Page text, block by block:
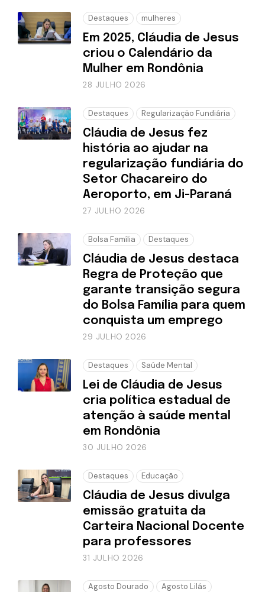
Destaques mulheres
Em 2025, Cláudia de Jesus
criou o Calendário da
Mulher em Rondônia
28 JULHO 2026
Destaques Regularização Fundiária
Cláudia de Jesus fez
história ao ajudar na
regularização fundiária do
Setor Chacareiro do
Aeroporto, em Ji-Paraná
27 JULHO 2026
Bolsa Família Destaques
Cláudia de Jesus destaca
Regra de Proteção que
garante transição segura
do Bolsa Família para quem
conquista um emprego
29 JULHO 2026
Destaques Saúde Mental
Lei de Cláudia de Jesus
cria política estadual de
atenção à saúde mental
em Rondônia
30 JULHO 2026
Destaques Educação
Cláudia de Jesus divulga
emissão gratuita da
Carteira Nacional Docente
para professores
31 JULHO 2026
Agosto Dourado
Agosto Lilás